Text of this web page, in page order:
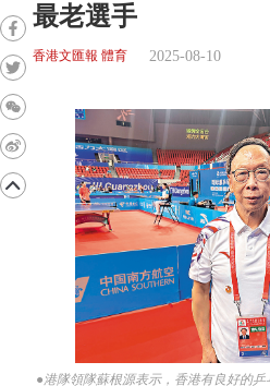
最老選手
香港文匯報 體育 2025-08-10
●港隊領隊蘇根源表示，香港有良好的